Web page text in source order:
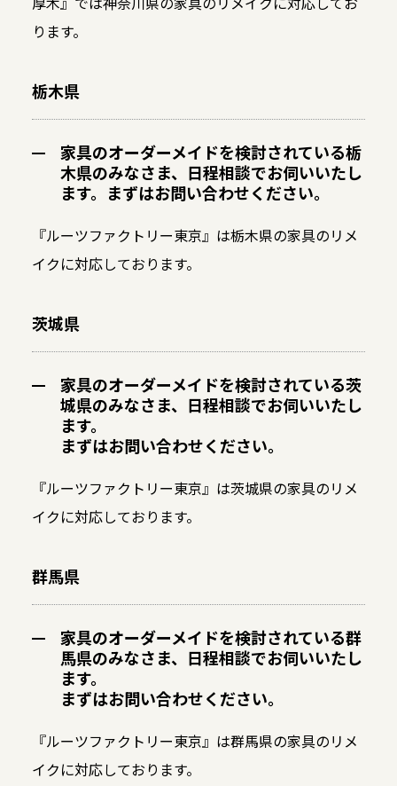
ります。
栃木県
家具のオーダーメイドを検討されている栃
木県のみなさま、日程相談でお伺いいたし
ます。まずはお問い合わせください。
『ルーツファクトリー東京』は栃木県の家具のリメ
イクに対応しております。
茨城県
家具のオーダーメイドを検討されている茨
城県のみなさま、日程相談でお伺いいたし
ます。
まずはお問い合わせください。
『ルーツファクトリー東京』は茨城県の家具のリメ
イクに対応しております。
群馬県
家具のオーダーメイドを検討されている群
馬県のみなさま、日程相談でお伺いいたし
ます。
まずはお問い合わせください。
『ルーツファクトリー東京』は群馬県の家具のリメ
イクに対応しております。